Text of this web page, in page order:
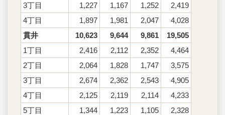
3丁目
1,227 1,167 1,252
2,419
4丁目
1,897 1,981 2,047
4,028
貫井
10,623 9,644 9,861
19,505
1丁目
2,416 2,112 2,352
4,464
2丁目
2,064 1,828 1,747
3,575
3丁目
2,674 2,362 2,543
4,905
4丁目
2,125 2,119 2,114
4,233
5丁目
1,344 1,223 1,105
2,328